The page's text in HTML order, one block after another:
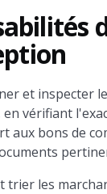
et inspecter
vérifiant
aux bons de
trier les